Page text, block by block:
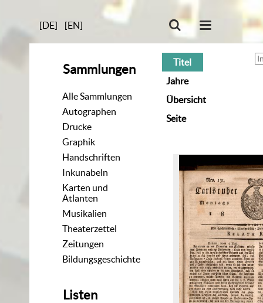
[DE] [EN]
Sammlungen
Alle Sammlungen
Autographen
Drucke
Graphik
Handschriften
Inkunabeln
Karten und
Atlanten
Musikalien
Theaterzettel
Zeitungen
Bildungsgeschichte
Listen
Titel
Jahre
Übersicht
Seite